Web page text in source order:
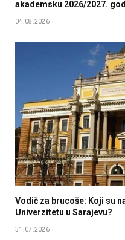
akademsku 2026/2027.
04.08.2026
Vodič za brucoše: Koji su
Univerzitetu u Sarajevu?
31.07.2026